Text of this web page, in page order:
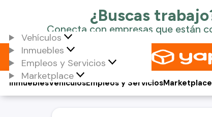
Vehículos
Inmuebles
Empleos y Servicios
Marketplace
Vehículos
Inmuebles Empleos y ServiciosMarketplace